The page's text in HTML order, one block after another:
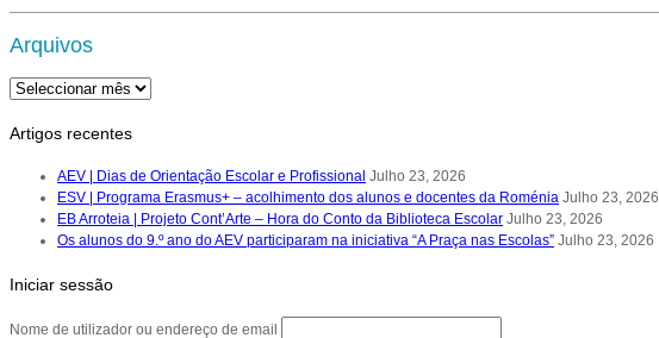
Arquivos
Arquivos
Artigos recentes
AEV | Dias de Orientação Escolar e Profissional Julho 23, 2026
ESV | Programa Erasmus+ – acolhimento dos alunos e docentes da Roménia Julho 23, 2026
EB Arroteia | Projeto Cont’Arte – Hora do Conto da Biblioteca Escolar Julho 23, 2026
Os alunos do 9.º ano do AEV participaram na iniciativa “A Praça nas Escolas” Julho 23, 2026
Iniciar sessão
Nome de utilizador ou endereço de email